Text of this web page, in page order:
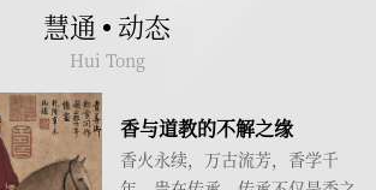
慧通 动态
Hui Tong
香与道教的不解之缘
香火永续，万古流芳，香学千